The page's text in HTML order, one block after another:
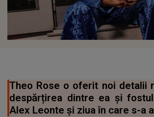
Theo Rose o oferit noi detalii
despărțirea dintre ea și
Alex Leonte și ziua în care s-a